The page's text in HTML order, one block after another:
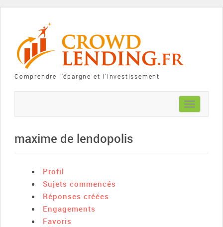
Comprendre l'épargne et l'investissement
Toggle
navigation
maxime de lendopolis
Profil
Sujets commencés
Réponses créées
Engagements
Favoris